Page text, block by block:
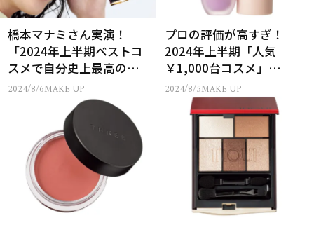
橋本マナミさん実演！
「2024年上半期ベストコ
スメで自分史上最高の
顔」
2024/8/6MAKE UP
プロの評価が高すぎ！
2024年上半期「人気
￥1,000台コスメ」
BEST3【3位はフジコ、1
位は？】
2024/8/5MAKE UP